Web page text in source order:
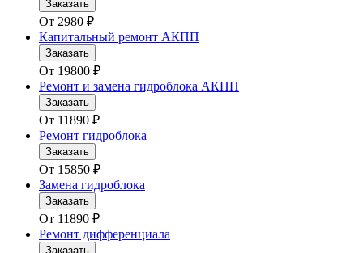
Заказать
От 2980 ₽
Капитальный ремонт АКПП
Заказать
От 19800 ₽
Ремонт и замена гидроблока АКПП
Заказать
От 11890 ₽
Ремонт гидроблока
Заказать
От 15850 ₽
Замена гидроблока
Заказать
От 11890 ₽
Ремонт дифференциала
Заказать